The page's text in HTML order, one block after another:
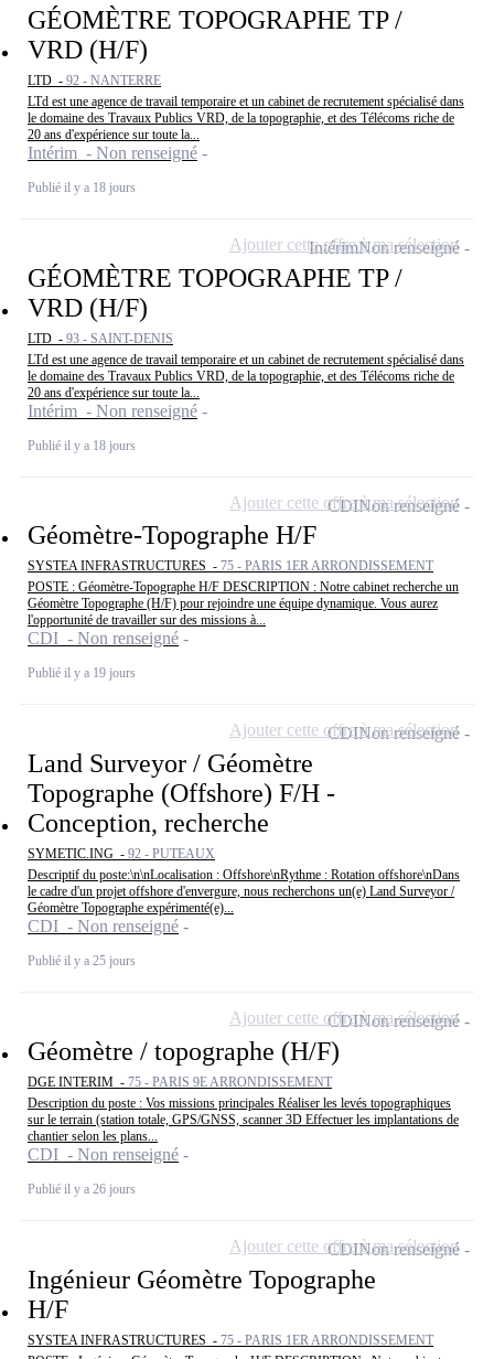
GÉOMÈTRE TOPOGRAPHE TP /
VRD (H/F)
LTD - 92 - NANTERRE
LTd est une agence de travail temporaire et un cabinet de recrutement spécialisé dans
le domaine des Travaux Publics VRD, de la topographie, et des Télécoms riche de
20 ans d'expérience sur toute la...
Intérim - Non renseigné
Publié il y a 18 jours
GÉOMÈTRE TOPOGRAPHE TP /
VRD (H/F)
LTD - 93 - SAINT-DENIS
LTd est une agence de travail temporaire et un cabinet de recrutement spécialisé dans
le domaine des Travaux Publics VRD, de la topographie, et des Télécoms riche de
20 ans d'expérience sur toute la...
Intérim - Non renseigné
Publié il y a 18 jours
IntérimNon renseigné
Ajouter cette offre à ma sélection
Géomètre-Topographe H/F
SYSTEA INFRASTRUCTURES - 75 - PARIS 1ER ARRONDISSEMENT
POSTE : Géomètre-Topographe H/F DESCRIPTION : Notre cabinet recherche un
Géomètre Topographe (H/F) pour rejoindre une équipe dynamique. Vous aurez
l'opportunité de travailler sur des missions à...
CDI - Non renseigné
Publié il y a 19 jours
CDINon renseigné
Ajouter cette offre à ma sélection
Land Surveyor / Géomètre
Topographe (Offshore) F/H -
Conception, recherche
SYMETIC.ING - 92 - PUTEAUX
Descriptif du poste:\n\nLocalisation : Offshore\nRythme : Rotation offshore\nDans
le cadre d'un projet offshore d'envergure, nous recherchons un(e) Land Surveyor /
Géomètre Topographe expérimenté(e)...
CDI - Non renseigné
Publié il y a 25 jours
CDINon renseigné
Ajouter cette offre à ma sélection
Géomètre / topographe (H/F)
DGE INTERIM - 75 - PARIS 9E ARRONDISSEMENT
Description du poste : Vos missions principales Réaliser les levés topographiques
sur le terrain (station totale, GPS/GNSS, scanner 3D Effectuer les implantations de
chantier selon les plans...
CDI - Non renseigné
Publié il y a 26 jours
CDINon renseigné
Ajouter cette offre à ma sélection
Ingénieur Géomètre Topographe
H/F
SYSTEA INFRASTRUCTURES - 75 - PARIS 1ER ARRONDISSEMENT
CDINon renseigné
Ajouter cette offre à ma sélection